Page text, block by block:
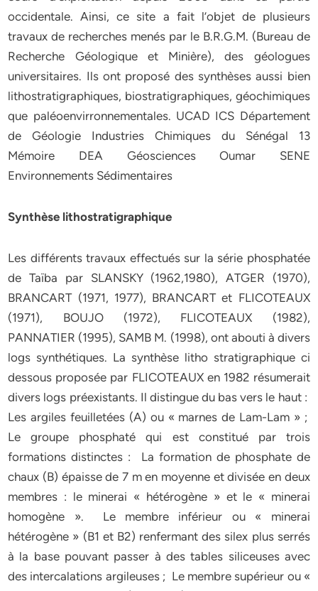
occidentale. Ainsi, ce site a fait l’objet de plusieurs
travaux de recherches menés par le B.R.G.M. (Bureau de
Recherche Géologique et Minière), des géologues
universitaires. Ils ont proposé des synthèses aussi bien
lithostratigraphiques, biostratigraphiques, géochimiques
que paléoenvirronnementales. UCAD ICS Département
de Géologie Industries Chimiques du Sénégal 13
Mémoire DEA Géosciences Oumar SENE
Environnements Sédimentaires
Synthèse lithostratigraphique
Les différents travaux effectués sur la série phosphatée
de Taïba par SLANSKY (1962,1980), ATGER (1970),
BRANCART (1971, 1977), BRANCART et FLICOTEAUX
(1971), BOUJO (1972), FLICOTEAUX (1982),
PANNATIER (1995), SAMB M. (1998), ont abouti à divers
logs synthétiques. La synthèse litho stratigraphique ci
dessous proposée par FLICOTEAUX en 1982 résumerait
divers logs préexistants. Il distingue du bas vers le haut :
Les argiles feuilletées (A) ou « marnes de Lam-Lam » ;
Le groupe phosphaté qui est constitué par trois
formations distinctes : La formation de phosphate de
chaux (B) épaisse de 7 m en moyenne et divisée en deux
membres : le minerai « hétérogène » et le « minerai
homogène ». Le membre inférieur ou « minerai
hétérogène » (B1 et B2) renfermant des silex plus serrés
à la base pouvant passer à des tables siliceuses avec
des intercalations argileuses ; Le membre supérieur ou «